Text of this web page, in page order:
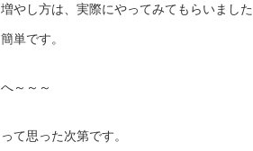
増やし方は、実際にやってみてもらいました
簡単です。
へ～～～
って思った次第です。